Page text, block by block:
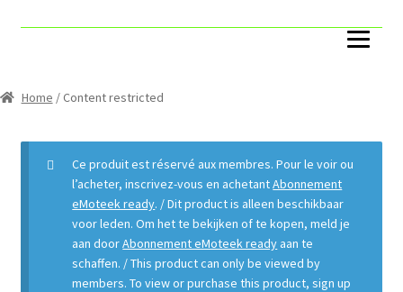
Account
Cart
Catégories
Capteurs ToR
Compteurs
Home / Content restricted
Ce produit est réservé aux membres. Pour le voir ou
l’acheter, inscrivez-vous en achetantAbonnement
eMoteek ready. / Dit product is alleen beschikbaar
voor leden. Om het te bekijken of te kopen, meld je
aan doorAbonnement eMoteek ready aan te
schaffen. / This product can only be viewed by
members. To view or purchase this product, sign up